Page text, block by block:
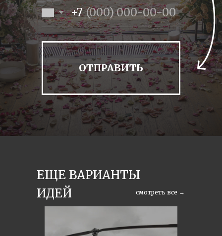
ЕЩЕ ВАРИАНТЫ
ИДЕЙ
смотреть все →